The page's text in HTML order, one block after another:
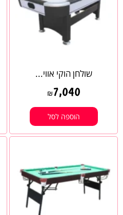
שולחן הוקי אווי...
₪ 7,040
הוספה לסל